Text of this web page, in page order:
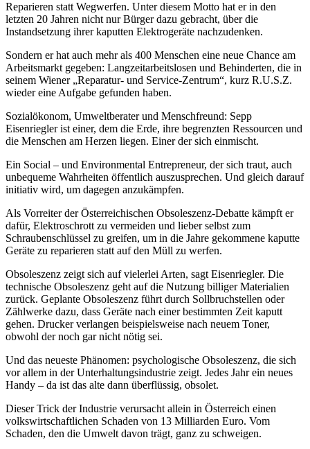
Reparieren statt Wegwerfen. Unter diesem Motto hat er in den
letzten 20 Jahren nicht nur Bürger dazu gebracht, über die
Instandsetzung ihrer kaputten Elektrogeräte nachzudenken.
Sondern er hat auch mehr als 400 Menschen eine neue Chance am
Arbeitsmarkt gegeben: Langzeitarbeitslosen und Behinderten, die in
seinem Wiener „Reparatur- und Service-Zentrum“, kurz R.U.S.Z.
wieder eine Aufgabe gefunden haben.
Sozialökonom, Umweltberater und Menschfreund: Sepp
Eisenriegler ist einer, dem die Erde, ihre begrenzten Ressourcen und
die Menschen am Herzen liegen. Einer der sich einmischt.
Ein Social – und Environmental Entrepreneur, der sich traut, auch
unbequeme Wahrheiten öffentlich auszusprechen. Und gleich darauf
initiativ wird, um dagegen anzukämpfen.
Als Vorreiter der Österreichischen Obsoleszenz-Debatte kämpft er
dafür, Elektroschrott zu vermeiden und lieber selbst zum
Schraubenschlüssel zu greifen, um in die Jahre gekommene kaputte
Geräte zu reparieren statt auf den Müll zu werfen.
Obsoleszenz zeigt sich auf vielerlei Arten, sagt Eisenriegler. Die
technische Obsoleszenz geht auf die Nutzung billiger Materialien
zurück. Geplante Obsoleszenz führt durch Sollbruchstellen oder
Zählwerke dazu, dass Geräte nach einer bestimmten Zeit kaputt
gehen. Drucker verlangen beispielsweise nach neuem Toner,
obwohl der noch gar nicht nötig sei.
Und das neueste Phänomen: psychologische Obsoleszenz, die sich
vor allem in der Unterhaltungsindustrie zeigt. Jedes Jahr ein neues
Handy – da ist das alte dann überflüssig, obsolet.
Dieser Trick der Industrie verursacht allein in Österreich einen
volkswirtschaftlichen Schaden von 13 Milliarden Euro. Vom
Schaden, den die Umwelt davon trägt, ganz zu schweigen.